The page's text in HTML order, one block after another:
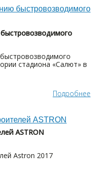
стадиона «Салют» в
Подробнее
ASTRON
Astron 2017